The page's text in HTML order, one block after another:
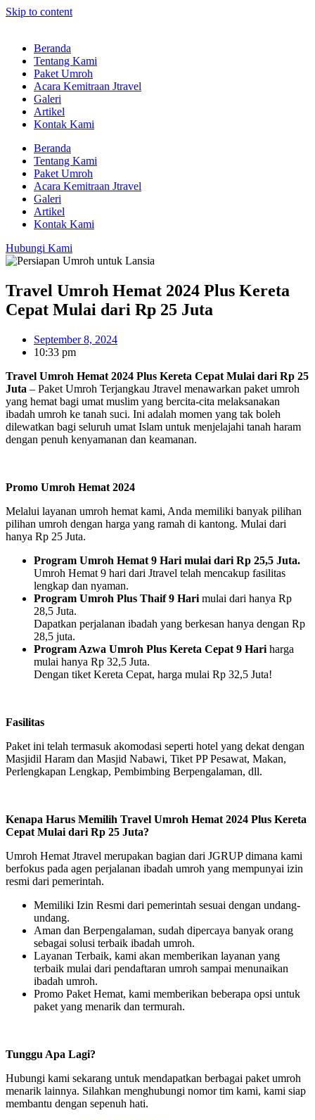
Skip to content
Beranda
Tentang Kami
Paket Umroh
Acara Kemitraan Jtravel
Galeri
Artikel
Kontak Kami
Beranda
Tentang Kami
Paket Umroh
Acara Kemitraan Jtravel
Galeri
Artikel
Kontak Kami
Hubungi Kami
Travel Umroh Hemat 2024 Plus Kereta
Cepat Mulai dari Rp 25 Juta
September 8, 2024
10:33 pm
Travel Umroh Hemat 2024 Plus Kereta Cepat Mulai dari Rp 25
Juta – Paket Umroh Terjangkau Jtravel menawarkan paket umroh
yang hemat bagi umat muslim yang bercita-cita melaksanakan
ibadah umroh ke tanah suci. Ini adalah momen yang tak boleh
dilewatkan bagi seluruh umat Islam untuk menjelajahi tanah haram
dengan penuh kenyamanan dan keamanan.
Promo Umroh Hemat 2024
Melalui layanan umroh hemat kami, Anda memiliki banyak pilihan
pilihan umroh dengan harga yang ramah di kantong. Mulai dari
hanya Rp 25 Juta.
Program Umroh Hemat 9 Hari mulai dari Rp 25,5 Juta.
Umroh Hemat 9 hari dari Jtravel telah mencakup fasilitas
lengkap dan nyaman.
Program Umroh Plus Thaif 9 Hari mulai dari hanya Rp
28,5 Juta.
Dapatkan perjalanan ibadah yang berkesan hanya dengan Rp
28,5 juta.
Program Azwa Umroh Plus Kereta Cepat 9 Hari harga
mulai hanya Rp 32,5 Juta.
Dengan tiket Kereta Cepat, harga mulai Rp 32,5 Juta!
Fasilitas
Paket ini telah termasuk akomodasi seperti hotel yang dekat dengan
Masjidil Haram dan Masjid Nabawi, Tiket PP Pesawat, Makan,
Perlengkapan Lengkap, Pembimbing Berpengalaman, dll.
Kenapa Harus Memilih Travel Umroh Hemat 2024 Plus Kereta
Cepat Mulai dari Rp 25 Juta?
Umroh Hemat Jtravel merupakan bagian dari JGRUP dimana kami
berfokus pada agen perjalanan ibadah umroh yang mempunyai izin
resmi dari pemerintah.
Memiliki Izin Resmi dari pemerintah sesuai dengan undang-
undang.
Aman dan Berpengalaman, sudah dipercaya banyak orang
sebagai solusi terbaik ibadah umroh.
Layanan Terbaik, kami akan memberikan layanan yang
terbaik mulai dari pendaftaran umroh sampai menunaikan
ibadah umroh.
Promo Paket Hemat, kami memberikan beberapa opsi untuk
paket yang menarik dan termurah.
Tunggu Apa Lagi?
Hubungi kami sekarang untuk mendapatkan berbagai paket umroh
menarik lainnya. Silahkan menghubungi nomor tim kami, kami siap
membantu dengan sepenuh hati.